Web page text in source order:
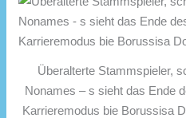
Überalterte Stammspieler,
Nonames – s sieht das Ende
Karrieremodus bie Borussisa